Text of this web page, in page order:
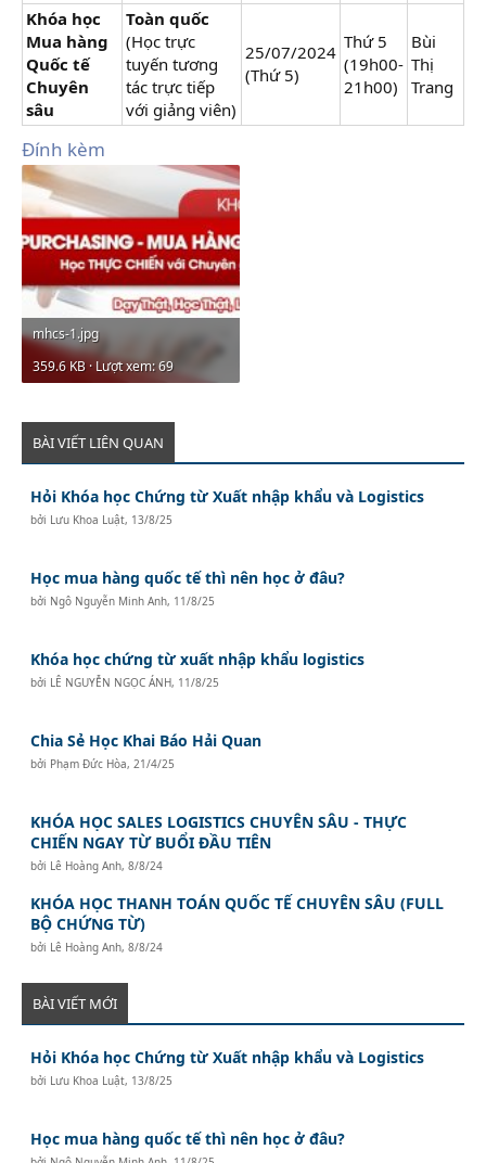
Khóa học
Mua hàng
Quốc tế
Chuyên
sâu
Toàn quốc
(Học trực
tuyến tương
tác trực tiếp
với giảng viên)
25/07/2024
(Thứ 5)
Thứ 5
(19h00-
21h00)
Bùi
Thị
Trang
Đính kèm
mhcs-1.jpg
359.6 KB · Lượt xem: 69
BÀI VIẾT LIÊN QUAN
Hỏi Khóa học Chứng từ Xuất nhập khẩu và Logistics
bởi Lưu Khoa Luật, 13/8/25
Học mua hàng quốc tế thì nên học ở đâu?
bởi Ngô Nguyễn Minh Anh, 11/8/25
Khóa học chứng từ xuất nhập khẩu logistics
bởi LÊ NGUYỄN NGỌC ÁNH, 11/8/25
Chia Sẻ Học Khai Báo Hải Quan
bởi Phạm Đức Hòa, 21/4/25
KHÓA HỌC SALES LOGISTICS CHUYÊN SÂU - THỰC
CHIẾN NGAY TỪ BUỔI ĐẦU TIÊN
bởi Lê Hoàng Anh,8/8/24
KHÓA HỌC THANH TOÁN QUỐC TẾ CHUYÊN SÂU (FULL
BỘ CHỨNG TỪ)
bởi Lê Hoàng Anh,8/8/24
BÀI VIẾT MỚI
Hỏi Khóa học Chứng từ Xuất nhập khẩu và Logistics
bởi Lưu Khoa Luật, 13/8/25
Học mua hàng quốc tế thì nên học ở đâu?